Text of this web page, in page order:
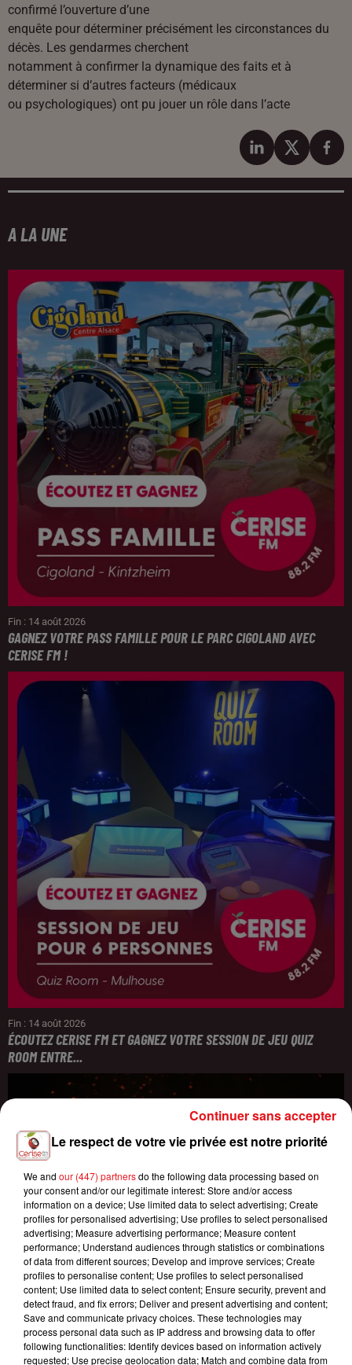
confirmé l’ouverture d’une
enquête pour déterminer précisément les circonstances du
décès. Les gendarmes cherchent
notamment à confirmer la dynamique des faits et à
déterminer si d’autres facteurs (médicaux
ou psychologiques) ont pu jouer un rôle dans l’acte
A LA UNE
Fin : 14 août 2026
GAGNEZ VOTRE PASS FAMILLE POUR LE PARC CIGOLAND AVEC
CERISE FM !
Fin : 14 août 2026
ÉCOUTEZ CERISE FM ET GAGNEZ VOTRE SESSION DE JEU QUIZ
ROOM ENTRE...
Le respect de votre vie privée est notre priorité
We and our (447) partnersdo the following data processing based on
your consent and/or our legitimate interest: Store and/or access
information on a device; Use limited data to select advertising; Create
profiles for personalised advertising; Use profiles to select personalised
advertising; Measure advertising performance; Measure content
performance; Understand audiences through statistics or combinations
of data from different sources; Develop and improve services; Create
profiles to personalise content; Use profiles to select personalised
content; Use limited data to select content; Ensure security, prevent and
detect fraud, and fix errors; Deliver and present advertising and content;
Save and communicate privacy choices. These technologies may
process personal data such as IP address and browsing data to offer
following functionalities: Identify devices based on information actively
requested; Use precise geolocation data; Match and combine data from
Continuer sans accepter